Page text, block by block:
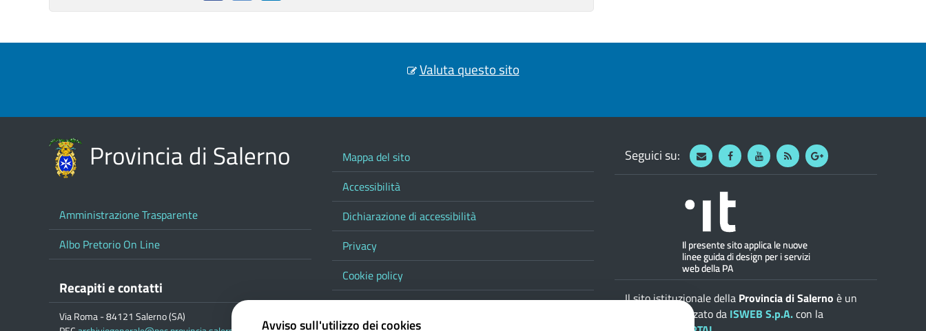
Valuta questo sito
Provincia di Salerno
Amministrazione Trasparente
Albo Pretorio On Line
Recapiti e contatti
Via Roma - 84121 Salerno (SA)
Mappa del sito
Accessibilità
Dichiarazione di accessibilità
Privacy
Cookie policy
Note legali
Seguici su: WebmailFacebookYoutube
RSS Google
Il sito istituzionale della Provincia di Salerno è un
progetto realizzato da ISWEB S.p.A.con la
Avviso sull'utilizzo dei cookies